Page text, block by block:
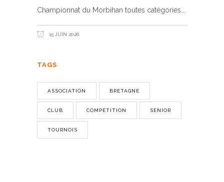
Championnat du Morbihan toutes catégories
15 JUIN 2026
TAGS
ASSOCIATION BRETAGNE
CLUB COMPÉTITION SENIOR
TOURNOIS